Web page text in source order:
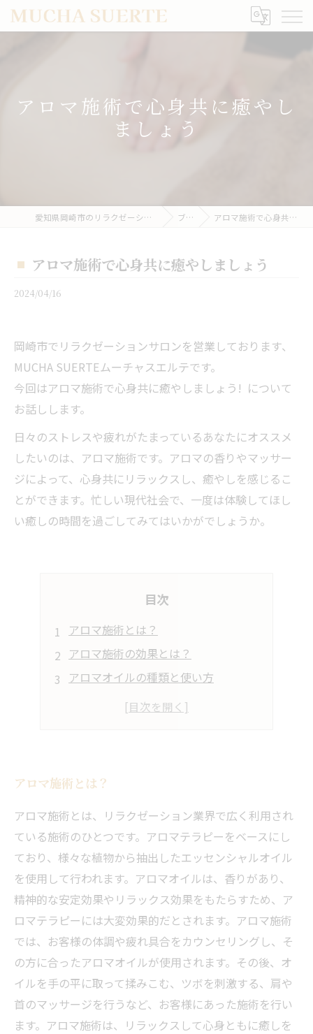
アロマ施術で心身共に癒やし
ましょう
愛知県岡崎市のリラクゼーションならMUCHA SUERTE ブログ アロマ施術で心身共に癒やしましょう
アロマ施術で心身共に癒やしましょう
2024/04/16
岡崎市でリラクゼーションサロンを営業しております、
MUCHA SUERTEムーチャスエルテです。
今回はアロマ施術で心身共に癒やしましょう! について
お話しします。
日々のストレスや疲れがたまっているあなたにオススメ
したいのは、アロマ施術です。アロマの香りやマッサー
ジによって、心身共にリラックスし、癒やしを感じるこ
とができます。忙しい現代社会で、一度は体験してほし
い癒しの時間を過ごしてみてはいかがでしょうか。
目次
アロマ施術とは？
アロマ施術の効果とは？
アロマオイルの種類と使い方
アロマ施術がオススメの人
アロマ施術とは？
アロマ施術とは、リラクゼーション業界で広く利用され
ている施術のひとつです。アロマテラピーをベースにし
ており、様々な植物から抽出したエッセンシャルオイル
を使用して行われます。アロマオイルは、香りがあり、
精神的な安定効果やリラックス効果をもたらすため、ア
ロマテラピーには大変効果的だとされます。アロマ施術
では、お客様の体調や疲れ具合をカウンセリングし、そ
の方に合ったアロマオイルが使用されます。その後、オ
イルを手の平に取って揉みこむ、ツボを刺激する、肩や
首のマッサージを行うなど、お客様にあった施術を行い
ます。アロマ施術は、リラックスして心身ともに癒しを